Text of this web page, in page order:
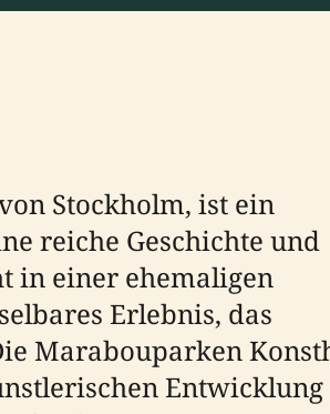
Stockholm, ist ein
reiche Geschichte und
in einer ehemaligen
Erlebnis, das
Marabouparken
Entwicklung